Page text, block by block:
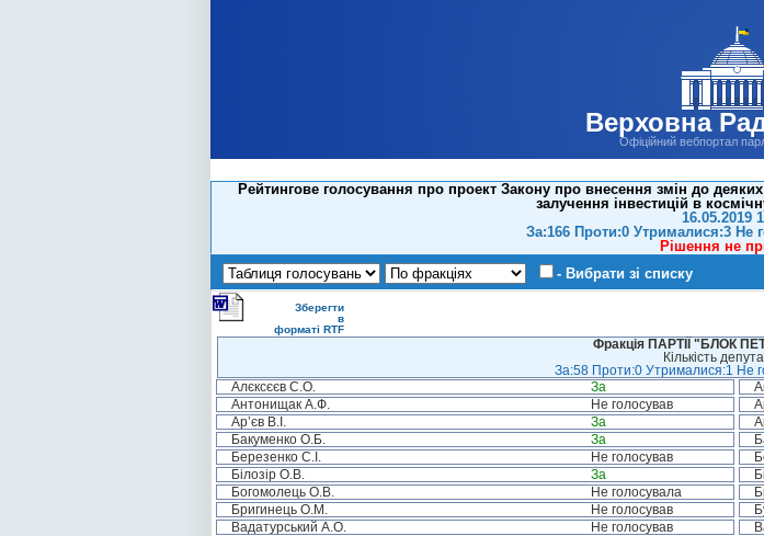
Верховна
Офіційний вебпортал
Рейтингове голосування про проект Закону про внесення змін до
залучення інвестицій в
16.05.2019
За:166 Проти:0 Утрималися:3 Не
Рішення не
- Вибрати зі списку
Зберегти
в
форматі RTF
Фракція ПАРТІЇ "БЛОК
Кількість
За:58 Проти:0 Утрималися:1 Не
Алєксєєв С.О.
За
Антонищак А.Ф.
Не голосував
Ар’єв В.І.
За
Бакуменко О.Б.
За
Березенко С.І.
Не голосував
Білозір О.В.
За
Богомолець О.В.
Не голосувала
Бригинець О.М.
Не голосував
Вадатурський А.О.
Не голосував